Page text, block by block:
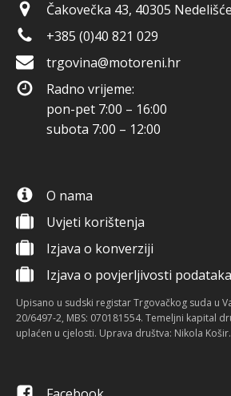
Čakovečka 43, 40305 Nedelišće
+385 (0)40 821 029
trgovina@motoreni.hr
Radno vrijeme:
pon-pet 7:00 – 16:00
subota 7:00 – 12:00
O nama
Uvjeti korištenja
Izjava o konverziji
Izjava o povjerljivosti podataka
Upisano u sudski registar Trgovačkog suda u
20/6497-2, MBS: 070181554. Temeljni kapital
uplaćen u cjelosti. Uprava društva: Nikola Košir.